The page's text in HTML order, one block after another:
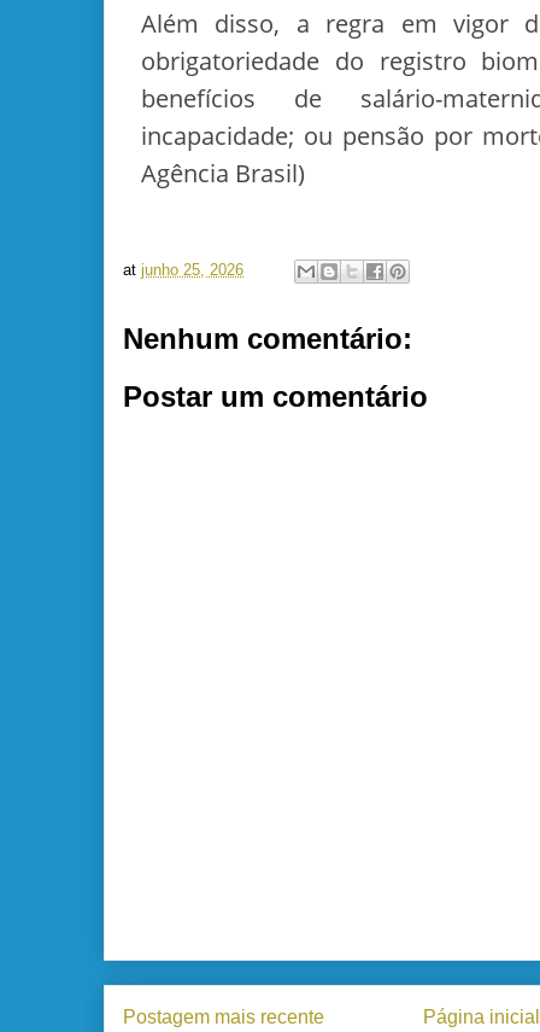
Além disso, a regra em vigor
obrigatoriedade do registro
benefícios de salário-
incapacidade; ou pensão por
Agência Brasil)
at junho 25, 2026
Nenhum comentário:
Postar um comentário
Postagem mais recente Página inicial